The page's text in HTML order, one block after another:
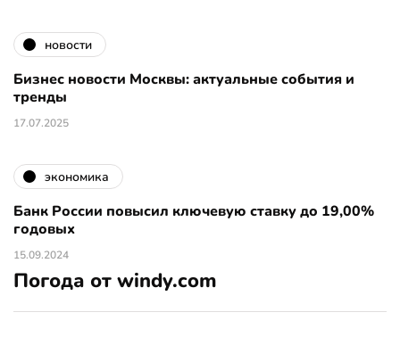
новости
Бизнес новости Москвы: актуальные события и
тренды
17.07.2025
экономика
Банк России повысил ключевую ставку до 19,00%
годовых
15.09.2024
Погода от windy.com